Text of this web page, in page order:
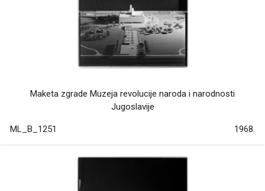
Maketa zgrade Muzeja revolucije naroda i narodnosti
Jugoslavije
ML_B_1251 1968.